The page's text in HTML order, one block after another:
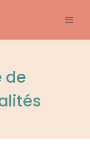
de